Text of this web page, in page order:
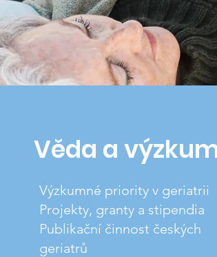
Věda a
Výzkumné priority v geriatrii
Projekty, granty a stipendia
Publikační činnost českých
geriatrů